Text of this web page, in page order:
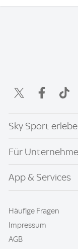
Sky Sport
Für
App & Services
Häufige Fragen
Impressum
AGB